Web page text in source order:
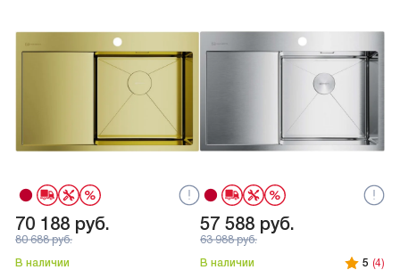
70 188 руб.
80 688руб.
В наличии
57 588 руб.
63 988руб.
В наличии
5 (4)